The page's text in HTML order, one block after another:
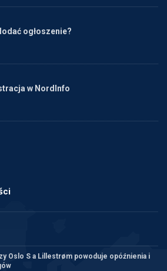
ogłoszenie?
w NordInfo
Oslo S a Lillestrøm powoduje opóźnienia i